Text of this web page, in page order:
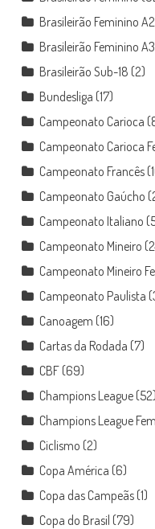
Brasileirão Feminino A2
Brasileirão Feminino A3
Brasileirão Sub-18 (2)
Bundesliga (17)
Campeonato Carioca
Campeonato Carioca
Campeonato Francês
Campeonato Gaúcho
Campeonato Italiano
Campeonato Mineiro
Campeonato Mineiro
Campeonato Paulista
Canoagem (16)
Cartas da Rodada (7)
CBF(69)
Champions League(52)
Champions League
Ciclismo (2)
Copa América (6)
Copa das Campeãs(1)
Copa do Brasil (79)